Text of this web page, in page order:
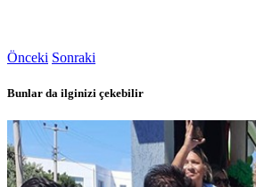
Önceki Sonraki
Bunlar da ilginizi çekebilir